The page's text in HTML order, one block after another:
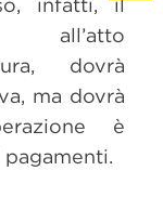
infatti, il
all’atto
dovrà
ma dovrà
è